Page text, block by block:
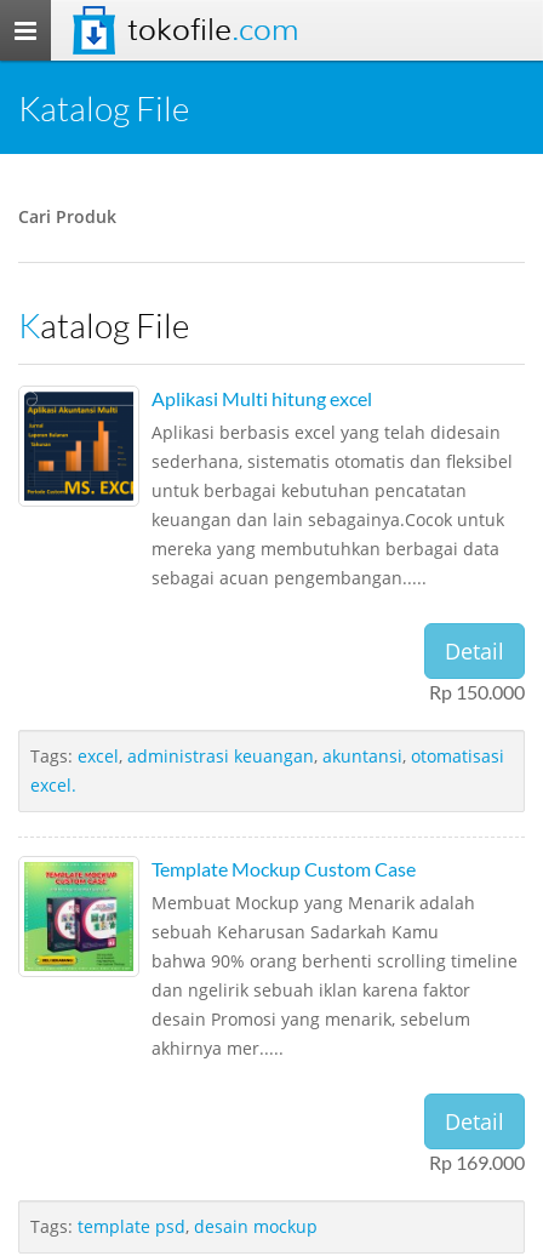
Toggle
navigation
tokofile.com
Katalog File
Cari Produk
Katalog File
Aplikasi Multi hitung excel
Aplikasi berbasis excel yang telah didesain
sederhana, sistematis otomatis dan fleksibel
untuk berbagai kebutuhan pencatatan
keuangan dan lain sebagainya.Cocok untuk
mereka yang membutuhkan berbagai data
sebagai acuan pengembangan.....
Detail
Rp 150.000
Tags: excel, administrasi keuangan, akuntansi, otomatisasi
excel.
Template Mockup Custom Case
Membuat Mockup yang Menarik adalah
sebuah Keharusan Sadarkah Kamu
bahwa 90% orang berhenti scrolling timeline
dan ngelirik sebuah iklan karena faktor
desain Promosi yang menarik, sebelum
akhirnya mer.....
Detail
Rp 169.000
Tags: template psd, desain mockup